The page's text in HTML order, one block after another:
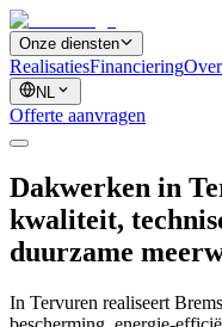
Onze diensten
RealisatiesFinanciering
NL
Offerte aanvragen
Dakwerken in
kwaliteit,
duurzame
In Tervuren realiseert